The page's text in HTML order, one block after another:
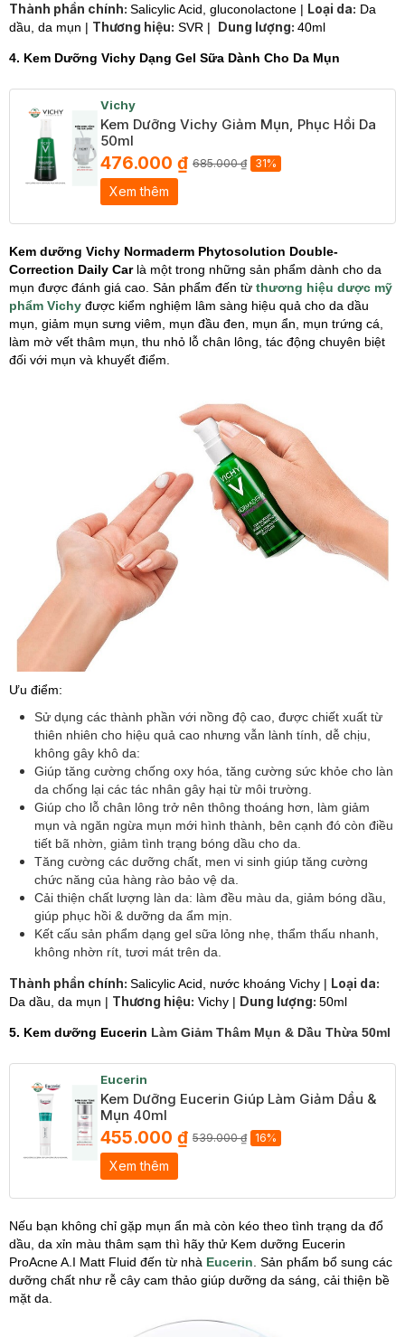
Thành phần chính: Salicylic Acid, gluconolactone | Loại da: Da
dầu, da mụn | Thương hiệu: SVR | Dung lượng: 40ml
4. Kem Dưỡng Vichy Dạng Gel Sữa Dành Cho Da Mụn
Vichy
Kem Dưỡng Vichy Giảm Mụn, Phục Hồi Da
50ml
476.000 ₫ 685.000 ₫ 31%
Xem thêm
Kem dưỡng Vichy Normaderm Phytosolution Double-
Correction Daily Carlà một trong những sản phẩm dành cho da
mụn được đánh giá cao. Sản phẩm đến từ thương hiệu dược mỹ
phẩm Vichy được kiểm nghiệm lâm sàng hiệu quả cho da dầu
mụn, giảm mụn sưng viêm, mụn đầu đen, mụn ẩn, mụn trứng cá,
làm mờ vết thâm mụn, thu nhỏ lỗ chân lông, tác động chuyên biệt
đối với mụn và khuyết điểm.
Ưu điểm:
Sử dụng các thành phần với nồng độ cao, được chiết xuất từ
thiên nhiên cho hiệu quả cao nhưng vẫn lành tính, dễ chịu,
không gây khô da:
Giúp tăng cường chống oxy hóa, tăng cường sức khỏe cho làn
da chống lại các tác nhân gây hại từ môi trường.
Giúp cho lỗ chân lông trở nên thông thoáng hơn, làm giảm
mụn và ngăn ngừa mụn mới hình thành, bên cạnh đó còn điều
tiết bã nhờn, giảm tình trạng bóng dầu cho da.
Tăng cường các dưỡng chất, men vi sinh giúp tăng cường
chức năng của hàng rào bảo vệ da.
Cải thiện chất lượng làn da: làm đều màu da, giảm bóng dầu,
giúp phục hồi & dưỡng da ẩm mịn.
Kết cấu sản phẩm dạng gel sữa lỏng nhẹ, thẩm thấu nhanh,
không nhờn rít, tươi mát trên da.
Thành phần chính: Salicylic Acid, nước khoáng Vichy | Loại da:
Da dầu, da mụn | Thương hiệu: Vichy | Dung lượng: 50ml
5. Kem dưỡng Eucerin Làm Giảm Thâm Mụn & Dầu Thừa 50ml
Eucerin
Kem Dưỡng Eucerin Giúp Làm Giảm Dầu &
Mụn 40ml
455.000 ₫ 539.000 ₫ 16%
Xem thêm
Nếu bạn không chỉ gặp mụn ẩn mà còn kéo theo tình trạng da đổ
dầu, da xỉn màu thâm sạm thì hãy thử Kem dưỡng Eucerin
ProAcne A.I Matt Fluid đến từ nhà Eucerin Sản phẩm bổ sung các
dưỡng chất như rễ cây cam thảo giúp dưỡng da sáng, cải thiện bề
mặt da.